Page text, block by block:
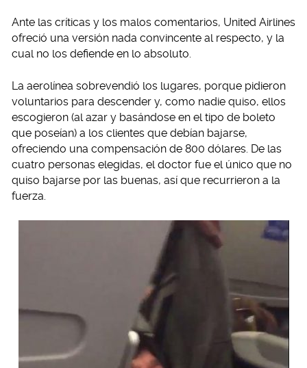
Ante las críticas y los malos comentarios, United Airlines
ofreció una versión nada convincente al respecto, y la
cual no los defiende en lo absoluto.
La aerolínea sobrevendió los lugares, porque pidieron
voluntarios para descender y, como nadie quiso, ellos
escogieron (al azar y basándose en el tipo de boleto
que poseían) a los clientes que debían bajarse,
ofreciendo una compensación de 800 dólares. De las
cuatro personas elegidas, el doctor fue el único que no
quiso bajarse por las buenas, así que recurrieron a la
fuerza.